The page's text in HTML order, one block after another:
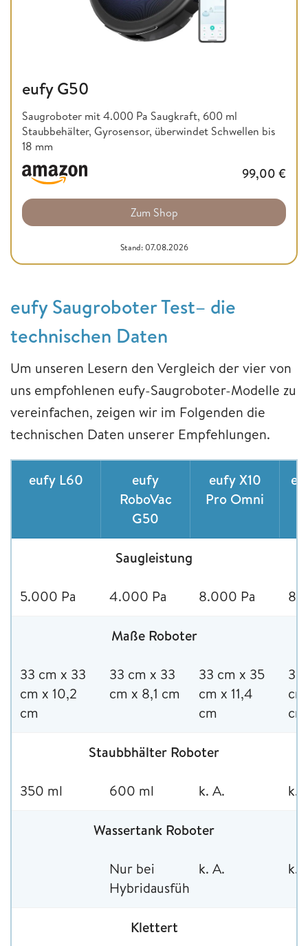
eufy G50
Saugroboter mit 4.000 Pa Saugkraft, 600 ml
Staubbehälter, Gyrosensor, überwindet Schwellen bis
18 mm
99,00 €
Zum Shop
Stand: 07.08.2026
eufy Saugroboter Test– die
technischen Daten
Um unseren Lesern den Vergleich der vier von
uns empfohlenen eufy-Saugroboter-Modelle zu
vereinfachen, zeigen wir im Folgenden die
technischen Daten unserer Empfehlungen.
eufy L60
eufy
RoboVac
G50
eufy X10
Pro Omni
Saugleistung
5.000 Pa 4.000 Pa 8.000 Pa
Maße Roboter
33 cm x 33
cm x 10,2
cm
33 cm x 33
cm x 8,1 cm
33 cm x 35
cm x 11,4
cm
33
cm
Staubbhälter Roboter
350 ml 600 ml k. A. k.
Wassertank Roboter
Nur bei
Hybridausführung*
k. A. k.
Klettert